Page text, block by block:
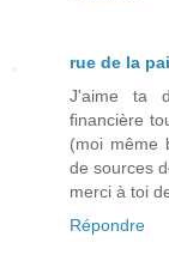
rue de la
J'aime ta
financière
(moi même
de sources
merci à toi
Répondre